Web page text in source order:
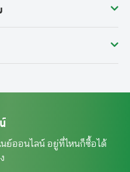
ย์ออนไลน์ อยู่ที่ไหนก็ซื้อได้